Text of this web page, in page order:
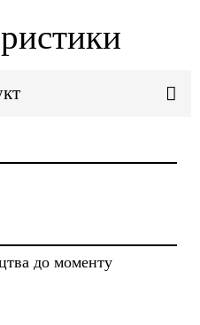
до моменту